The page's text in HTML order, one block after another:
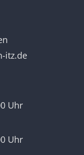
itz.de
Uhr
Uhr